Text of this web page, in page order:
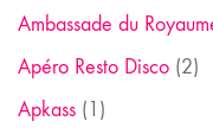
Ambassade du
Apéro Resto Disco (2)
Apkass (1)